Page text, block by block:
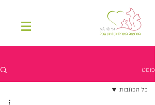
פוסט
כל הכתבות